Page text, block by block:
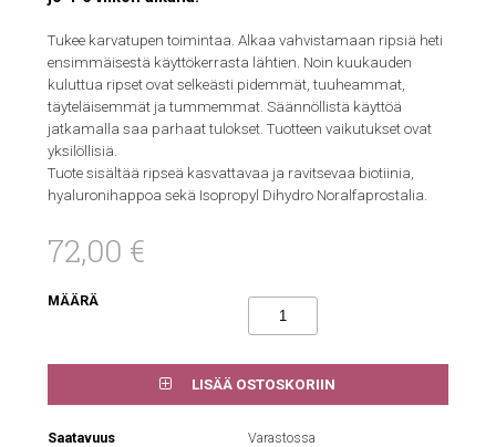
Tukee karvatupen toimintaa. Alkaa vahvistamaan ripsiä heti
ensimmäisestä käyttökerrasta lähtien. Noin kuukauden
kuluttua ripset ovat selkeästi pidemmät, tuuheammat,
täyteläisemmät ja tummemmat. Säännöllistä käyttöä
jatkamalla saa parhaat tulokset. Tuotteen vaikutukset ovat
yksilöllisiä.
Tuote sisältää ripseä kasvattavaa ja ravitsevaa biotiinia,
hyaluronihappoa sekä Isopropyl Dihydro Noralfaprostalia.
72,00 €
MÄÄRÄ
LISÄÄ OSTOSKORIIN
Saatavuus Varastossa